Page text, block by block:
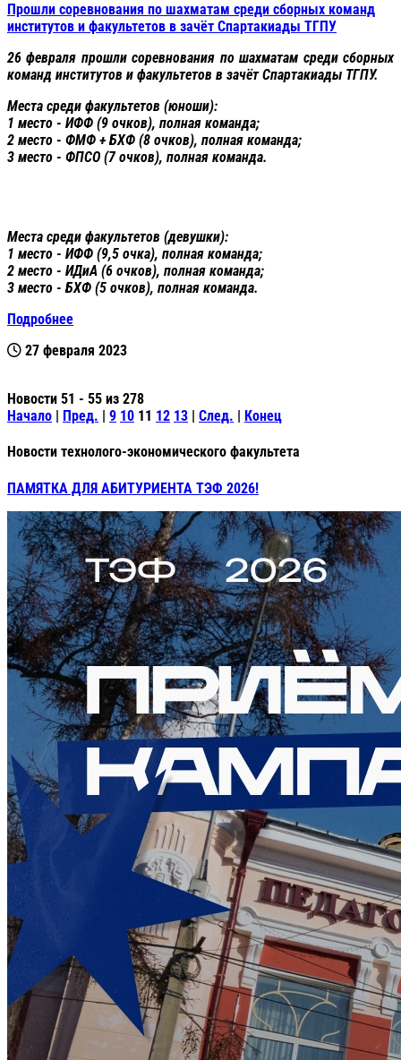
Прошли соревнования по шахматам среди сборных команд
институтов и факультетов в зачёт Спартакиады ТГПУ
26 февраля прошли соревнования по шахматам среди сборных
команд институтов и факультетов в зачёт Спартакиады ТГПУ.
Места среди факультетов (юноши):
1 место - ИФФ (9 очков), полная команда;
2 место - ФМФ + БХФ (8 очков), полная команда;
3 место - ФПСО (7 очков), полная команда.
Места среди факультетов (девушки):
1 место - ИФФ (9,5 очка), полная команда;
2 место - ИДиА (6 очков), полная команда;
3 место - БХФ (5 очков), полная команда.
Подробнее
27 февраля 2023
Новости 51 - 55 из 278
Начало | Пред. | 9 10 11 12 13 | След. | Конец
Новости технолого-экономического факультета
ПАМЯТКА ДЛЯ АБИТУРИЕНТА ТЭФ 2026!